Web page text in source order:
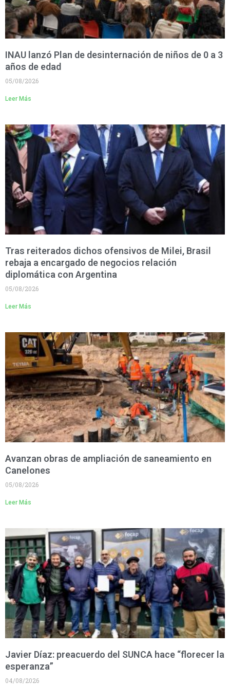
INAU lanzó Plan de desinternación de niños de 0 a 3
años de edad
05/08/2026
Leer Más
Tras reiterados dichos ofensivos de Milei, Brasil
rebaja a encargado de negocios relación
diplomática con Argentina
05/08/2026
Leer Más
Avanzan obras de ampliación de saneamiento en
Canelones
05/08/2026
Leer Más
Javier Díaz: preacuerdo del SUNCA hace “florecer la
esperanza”
04/08/2026